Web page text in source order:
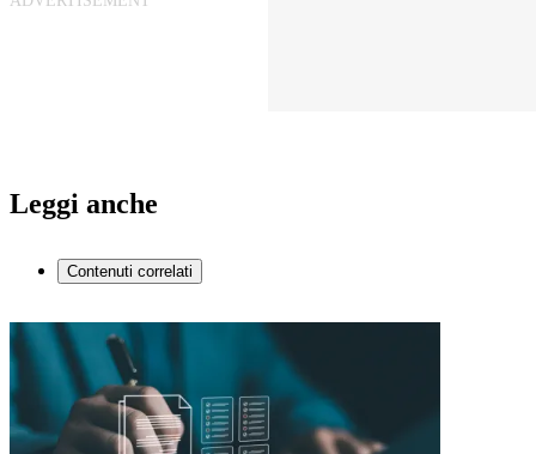
Leggi anche
Contenuti correlati